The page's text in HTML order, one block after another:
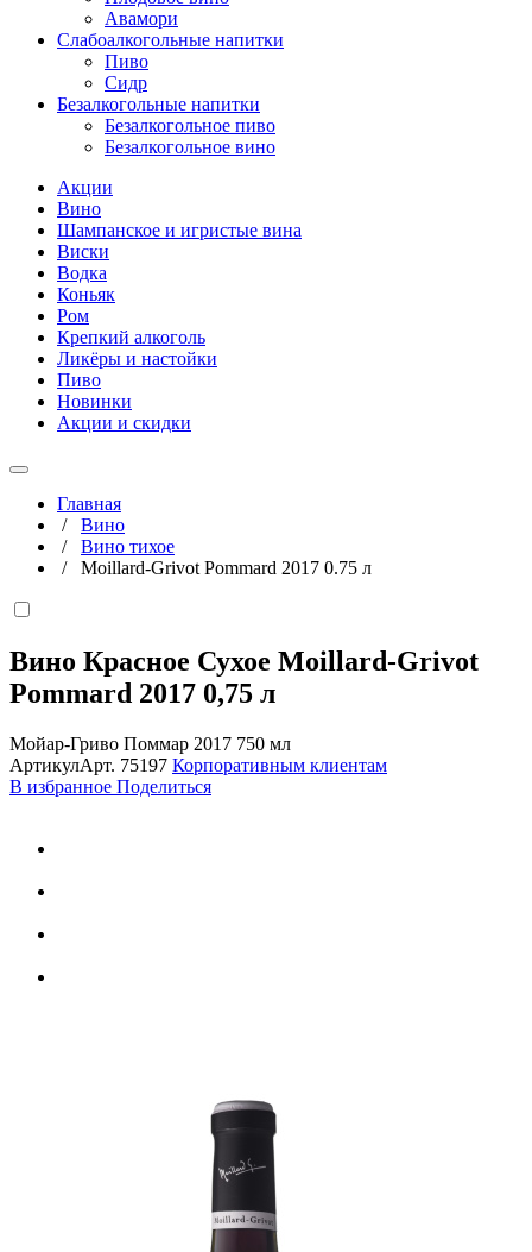
Авамори
Слабоалкогольные напитки
Пиво
Сидр
Безалкогольные напитки
Безалкогольное пиво
Безалкогольное вино
Акции
Вино
Шампанское и игристые вина
Виски
Водка
Коньяк
Ром
Крепкий алкоголь
Ликёры и настойки
Пиво
Новинки
Акции и скидки
Главная
/ Вино
/ Вино тихое
/ Moillard-Grivot Pommard 2017 0.75 л
Вино Красное Сухое Moillard-Grivot
Pommard 2017 0,75 л
Мойар-Гриво Поммар 2017 750 мл
АртикулАрт. 75197 Корпоративным клиентам
В избранное Поделиться